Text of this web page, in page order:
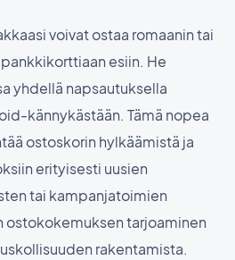
voivat ostaa romaanin tai
esiin. He
yhdellä napsautuksella
kännykästään. Tämä nopea
ostoskorin hylkäämistä ja
erityisesti uusien
tai kampanjatoimien
ostokokemuksen tarjoaminen
rakentamista.